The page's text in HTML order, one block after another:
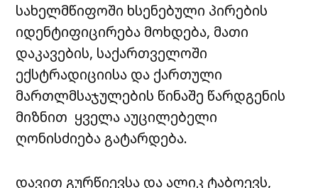
სახელმწიფოში ხსენებული პირების
იდენტიფიცირება მოხდება, მათი
დაკავების, საქართველოში
ექსტრადიციისა და ქართული
მართლმსაჯულების წინაშე წარდგენის
მიზნით ყველა აუცილებელი
ღონისძიება გატარდება.
დავით გურწიევსა და ალიკ ტაბოევს,